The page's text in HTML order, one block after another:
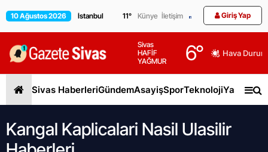
10 Ağustos 2026 11° Künye İletişim Giriş Yap
Sivas
HAFİF
YAĞMUR
6° Hava
Sivas HaberleriGündemAsayişSporTeknolojiYaşam
Kangal Kaplicalari Nasil Ulasilir